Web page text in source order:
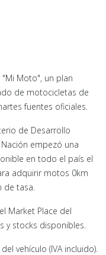
Moto", un plan
de motocicletas de
fuentes oficiales.
de Desarrollo
empezó una
en todo el país el
adquirir motos 0km
de tasa.
Market Place del
y stocks disponibles.
vehículo (IVA incluido).